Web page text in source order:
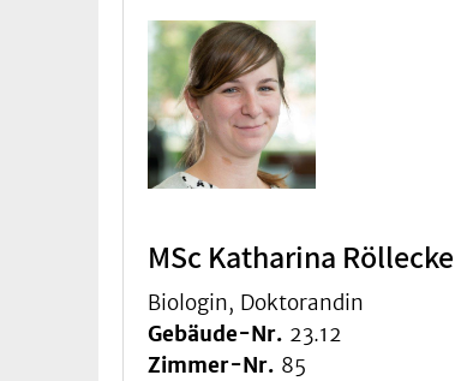
MSc Katharina Röllecke
Biologin, Doktorandin
Gebäude-Nr. 23.12
Zimmer-Nr. 85